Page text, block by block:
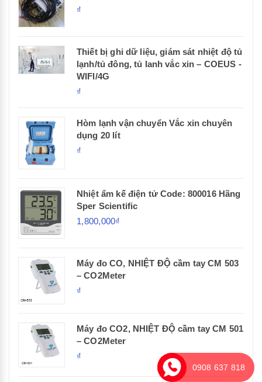
₫
Thiết bị ghi dữ liệu, giám sát nhiệt độ tủ
lạnh/tủ đông, tủ lanh vắc xin – COEUS -
WIFI/4G
₫
Hòm lạnh vận chuyển Vắc xin chuyên
dụng 20 lít
₫
Nhiệt ẩm kế điện tử Code: 800016 Hãng
Sper Scientific
1,800,000₫
Máy đo CO, NHIỆT ĐỘ cầm tay CM 503
– CO2Meter
₫
Máy đo CO2, NHIỆT ĐỘ cầm tay CM 501
– CO2Meter
₫
0908 637 818